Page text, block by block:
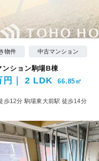
物件 中古マンション
ンション駒場B棟
2 LDK 66.85㎡
歩12分駒場東大前駅 徒歩14分